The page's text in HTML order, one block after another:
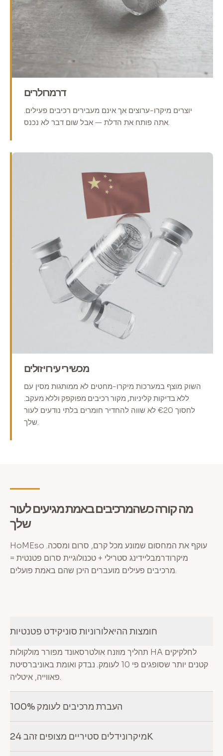
דרמרולרים
יוצרים מיקרו-ערוצים אך אינם מעבירים רכיבים פעילים.
אתה פותח את הדלת — אבל שום דבר לא נכנס.
מכשירי עירוי זולים
השוק מוצף במערכות מיקרו-מחטים לא ממותגות מסין עם
ללא בדיקות קליניות, מקור רכיבים מפוקפק וללא מעקב.
לחסוך €20 לא שווה להחדיר חומרים בלתי נודעים לעור
שלך.
מה קורה כשהמרכיבים באמת מגיעים לעור
שלך
HoMEso עוקף את המחסום שמונע מכל קרם, סרום ומסכה.
מיקרודרמבליידינג סטרילי + טכנולוגיית סרום פטנטית =
מרכיבים פעילים מועברים היכן שהם באמת פועלים.
חומצות ההיאלורוניות סוניקידט פטנטיות
תהליך מוזנח אולטרסאונד מפורר מולקולות HA לחלקיקים
קטנים יותר שסופגים פי 10 לעומק. נבדק ואומת באוניברסיטת
פאווייה, איטליה.
100% העברת מרכיבים לעומק
מיקרונידלים סטיריים מצופים זהב 24K